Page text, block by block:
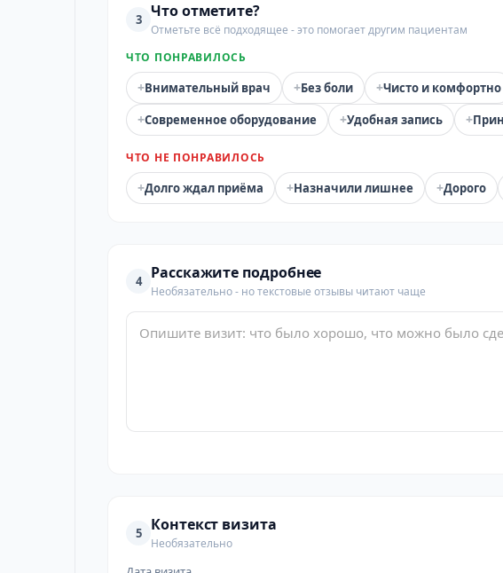
3 Что отметите?
Отметьте всё подходящее - это помогает другим пациентам
ЧТО ПОНРАВИЛОСЬ
+Внимательный врач +Без боли +Чисто и комфортно
+Современное оборудование +Удобная запись +
ЧТО НЕ ПОНРАВИЛОСЬ
+Долго ждал приёма +Назначили лишнее +Дорого
4 Расскажите подробнее
Необязательно - но текстовые отзывы читают чаще
5 Контекст визита
Необязательно